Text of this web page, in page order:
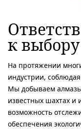
к
На протяжении
индустрии,
Мы добываем
известных шахтах и
возможность
обеспечения